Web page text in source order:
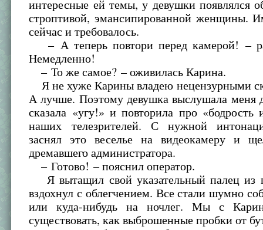
интересные ей темы, у девушки появлялся
строптивой, эмансипированной женщины.
сейчас и требовалось.
– А теперь повтори перед камерой! –
Немедленно!
– То же самое? – оживилась Карина.
Я не хуже Карины владею нецензурными
А лучше. Поэтому девушка выслушала меня
сказала «угу!» и повторила про «бодрость
наших телезрителей. С нужной
заснял это веселье на видеокамеру и
дремавшего администратора.
– Готово! – пояснил оператор.
Я вытащил свой указательный палец из
вздохнул с облегчением. Все стали шумно
или куда-нибудь на ночлег. Мы с
существовать, как выброшенные пробки от